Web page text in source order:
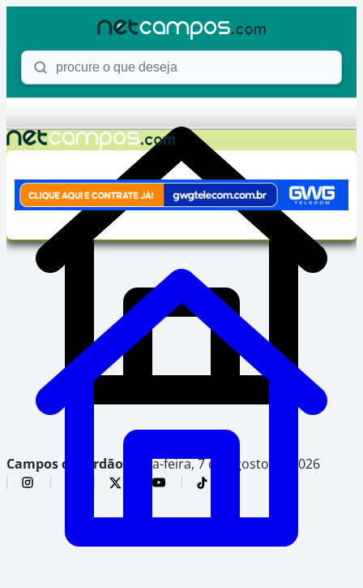
Procure o que deseja
Campos do Jordão, sexta-feira, 7 de agosto de 2026